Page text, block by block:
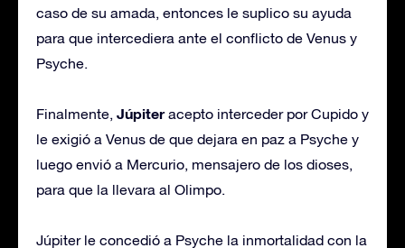
caso de su amada, entonces le suplico su ayuda
para que intercediera ante el conflicto de Venus y
Psyche.
Finalmente, Júpiteracepto interceder por Cupido y
le exigió a Venus de que dejara en paz a Psyche y
luego envió a Mercurio, mensajero de los dioses,
para que la llevara al Olimpo.
Júpiter le concedió a Psyche la inmortalidad con la